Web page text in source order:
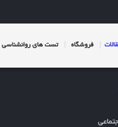
فروشگاه تست های روانشناسی